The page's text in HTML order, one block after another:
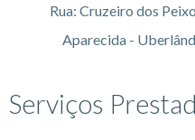
Rua: Cruzeiro dos
Aparecida -
Serviços